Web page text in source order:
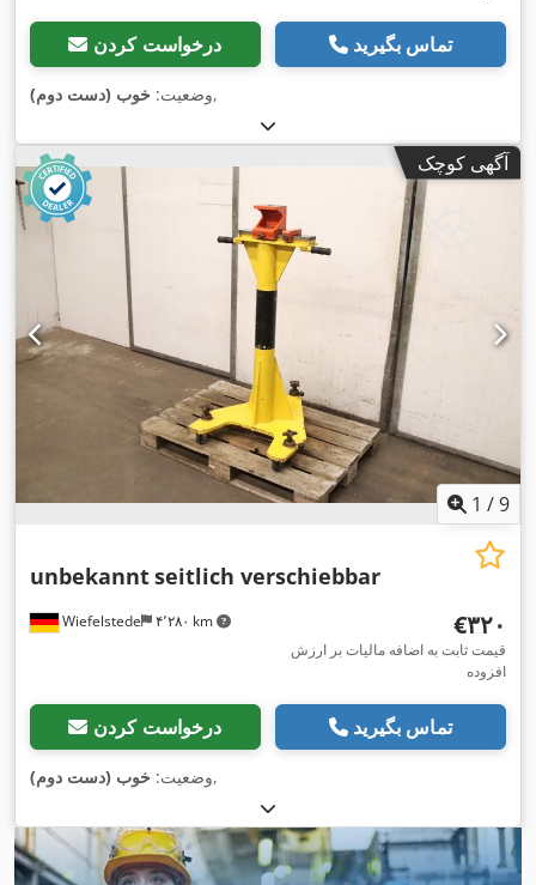
درخواست کردن تماس بگیرید
وضعیت: خوب (دست دوم) ,
آگهی کوچک
1 /9
Wiefelstede ۴٬۲۸۰ km
unbekanntseitlich verschiebbar
‎€۳۲۰
قیمت ثابت به اضافه مالیات بر ارزش
افزوده
درخواست کردن تماس بگیرید
وضعیت: خوب (دست دوم) ,